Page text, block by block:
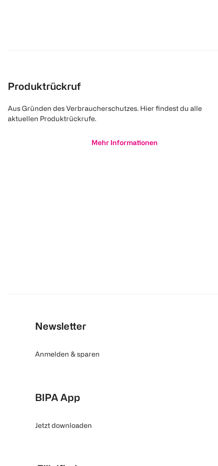
Produktrückruf
Aus Gründen des Verbraucherschutzes. Hier findest du alle
aktuellen Produktrückrufe.
Mehr Informationen
Newsletter
Anmelden & sparen
BIPA App
Jetzt downloaden